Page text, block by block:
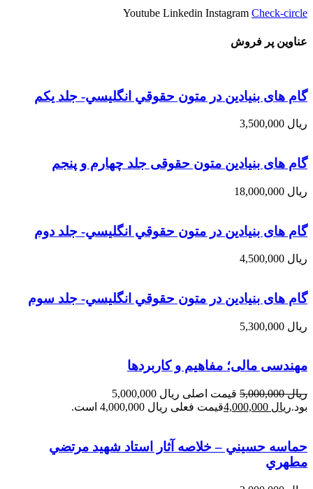
Youtube Linkedin Instagram Check-circle
عناوین پر فروش
گام های بنیادین در متون حقوقي انگليسي- جلد يكم
ریال
گام های بنیادین متون حقوقی جلد چهارم و پنجم
ریال
گام های بنیادین در متون حقوقي انگليسي- جلد دوم
ریال
گام های بنیادین در متون حقوقي انگليسي- جلد سوم
ریال
مهندسی مالی؛ مفاهیم و کاربردها
ریال5,000,000
قیمت اصلی ریال 5,000,000
بود.ریال قیمت فعلی ریال 4,000,000 است.
حماسه حسيني – خلاصه آثار استاد شهيد مرتضي
مطهري